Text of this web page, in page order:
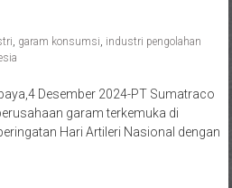
, garam konsumsi, industri pengolahan
Desember 2024-PT Sumatraco
garam terkemuka di
Hari Artileri Nasional dengan